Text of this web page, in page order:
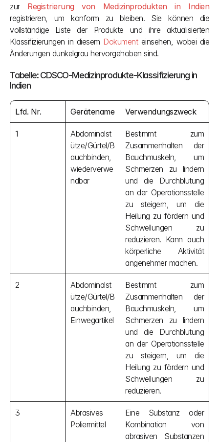
zur
Registrierung von Medizinprodukten in Indien
registrieren, um konform zu bleiben. Sie können die
vollständige Liste der Produkte und ihre aktualisierten
Klassifizierungen in diesem Dokument einsehen, wobei die
Änderungen dunkelgrau hervorgehoben sind.
Tabelle: CDSCO-Medizinprodukte-Klassifizierung in
Indien
Lfd. Nr. Gerätename Verwendungszweck
1
Abdominalst
ütze/Gürtel/B
auchbinden,
wiederverwe
ndbar
Bestimmt zum
Zusammenhalten der
Bauchmuskeln, um
Schmerzen zu lindern
und die Durchblutung
an der Operationsstelle
zu steigern, um die
Heilung zu fördern und
Schwellungen zu
reduzieren. Kann auch
körperliche Aktivität
angenehmer machen.
2
Abdominalst
ütze/Gürtel/B
auchbinden,
Einwegartikel
Bestimmt zum
Zusammenhalten der
Bauchmuskeln, um
Schmerzen zu lindern
und die Durchblutung
an der Operationsstelle
zu steigern, um die
Heilung zu fördern und
Schwellungen zu
reduzieren.
3
Abrasives
Poliermittel
Eine Substanz oder
Kombination von
abrasiven Substanzen